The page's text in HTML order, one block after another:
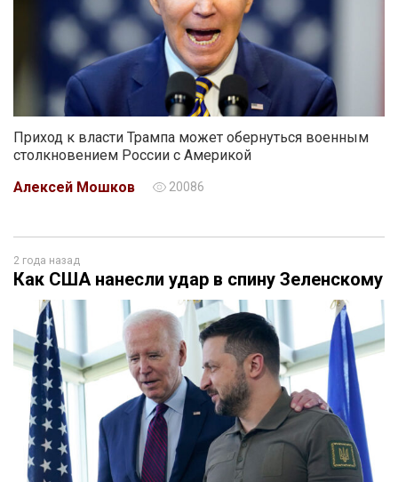
Приход к власти Трампа может обернуться военным
столкновением России с Америкой
Алексей Мошков
20086
2 года назад
Как США нанесли удар в спину Зеленскому